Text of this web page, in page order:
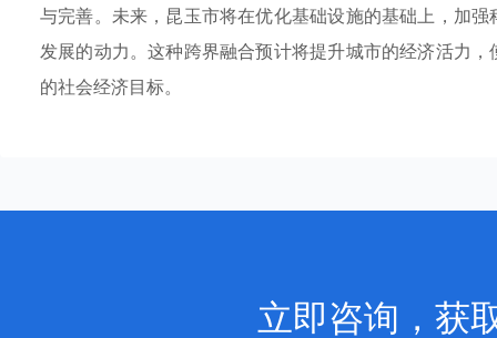
与完善。未来，昆玉市将在优化基础设施的基础上，加
发展的动力。这种跨界融合预计将提升城市的经济活力
的社会经济目标。
立即咨询，获